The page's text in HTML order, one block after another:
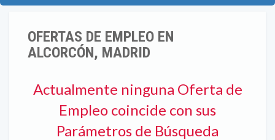
OFERTAS DE EMPLEO EN
ALCORCÓN, MADRID
Actualmente ninguna Oferta de
Empleo coincide con sus
Parámetros de Búsqueda